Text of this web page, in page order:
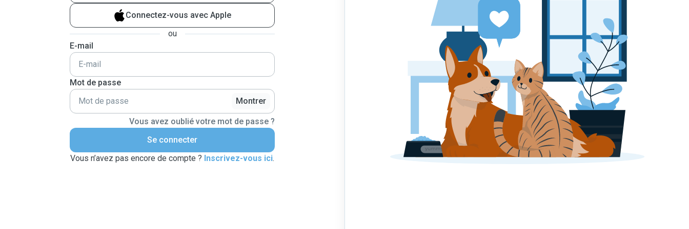
Connectez-vous avec Apple
ou
E-mail
Mot de passe
Montrer
Vous avez oublié votre mot de passe ?
Se connecter
Vous n’avez pas encore de compte ? Inscrivez-vous ici.